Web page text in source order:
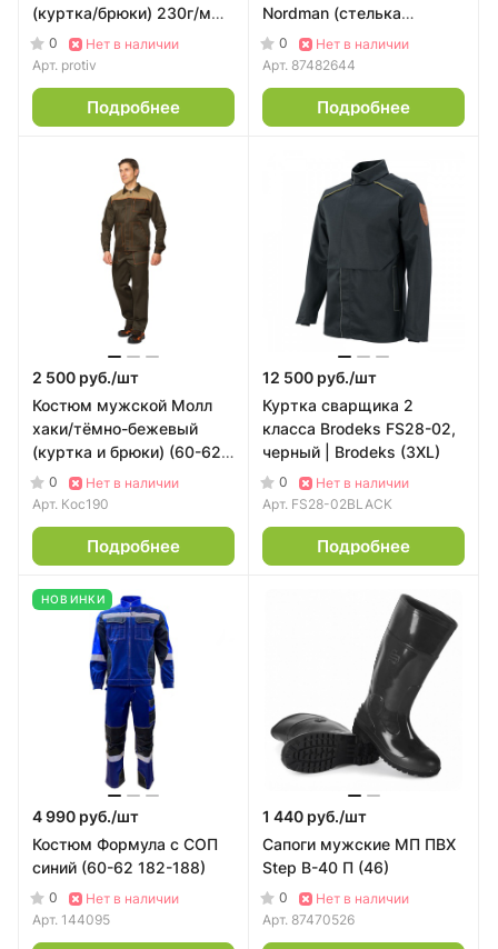
(куртка/брюки) 230г/м
(44-46 170-176)
0
Нет в наличии
Арт. protiv
Подробнее
Nordman (стелька
металл) (46)
0
Нет в наличии
Арт. 87482644
Подробнее
2 500 руб./шт
Костюм мужской Молл
хаки/тёмно-бежевый
(куртка и брюки) (60-62
182-188)
0
Нет в наличии
Арт. Кос190
Подробнее
12 500 руб./шт
Куртка сварщика 2
класса Brodeks FS28-02,
черный | Brodeks (3XL)
0
Нет в наличии
Арт. FS28-02BLACK
Подробнее
НОВИНКИ
4 990 руб./шт
Костюм Формула с СОП
синий (60-62 182-188)
0
Нет в наличии
Арт. 144095
1 440 руб./шт
Сапоги мужские МП ПВХ
Step B-40 П (46)
0
Нет в наличии
Арт. 87470526